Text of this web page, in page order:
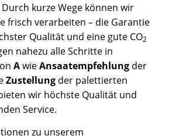
Durch kurze Wege können wir
frisch verarbeiten – die Garantie
Qualität und eine gute CO2
nahezu alle Schritte in
AwieAnsaatempfehlung der
Zustellung der palettierten
wir höchste Qualität und
Service.
zu unserem